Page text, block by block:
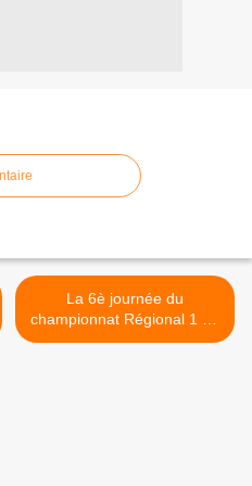
La 6è journée du
championnat Régional 1 de
Football est à vivre en